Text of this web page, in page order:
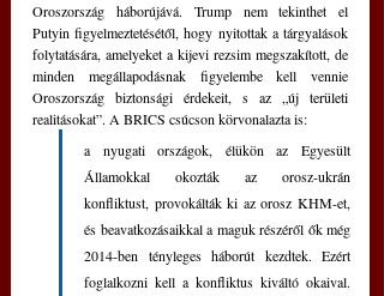
Oroszország háborújává. Trump nem tekinthet el
Putyin figyelmeztetésétől, hogy nyitottak a tárgyalások
folytatására, amelyeket a kijevi rezsim megszakított, de
minden megállapodásnak figyelembe kell vennie
Oroszország biztonsági érdekeit, s az „új területi
realitásokat”. A BRICS csúcson körvonalazta is:
a nyugati országok, élükön az Egyesült
Államokkal okozták az orosz-ukrán
konfliktust, provokálták ki az orosz KHM-et,
és beavatkozásaikkal a maguk részéről ők még
2014-ben tényleges háborút kezdtek. Ezért
foglalkozni kell a konfliktus kiváltó okaival.